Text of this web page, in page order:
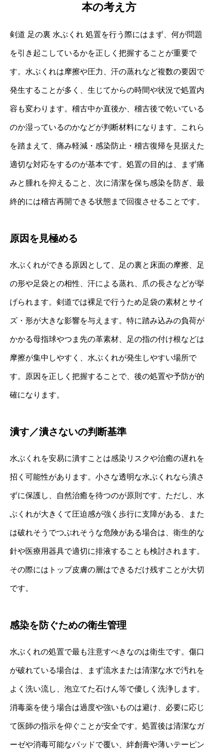
本の考え方
剣道 足の裏 水ぶくれ 処置を行う際にはまず、何が問題
を引き起こしているかを正しく把握することが重要で
す。水ぶくれは摩擦や圧力、汗の蒸れなど複数の要因で
発生することが多く、生じてからの時間や状況で処置内
容も変わります。稽古中か直後か、稽古後で乾いている
のか湿っているのかなどが判断材料になります。これら
を踏まえて、痛み軽減・感染防止・稽古復帰を見据えた
適切な対応をするのが基本です。処置の目的は、まず痛
みと腫れを抑えること、次に清潔を保ち感染を防ぎ、最
終的には稽古再開できる状態まで回復させることです。
原因を見極める
水ぶくれができる原因として、足の裏と床面の摩擦、足
の形や足袋との相性、汗による蒸れ、爪の長さなどが挙
げられます。剣道では裸足で行うため足袋の素材とサイ
ズ・形が大きな影響を与えます。特に踏み込みの負荷が
かかる母指球やつま先の革素材、足の指の付け根などは
摩擦が集中しやすく、水ぶくれが発生しやすい場所で
す。原因を正しく把握することで、後の処置や予防が的
確になります。
潰す／潰さないの判断基準
水ぶくれを安易に潰すことは感染リスクや治癒の遅れを
招く可能性があります。小さな透明な水ぶくれなら潰さ
ずに保護し、自然治癒を待つのが原則です。ただし、水
ぶくれが大きくて圧迫感が強く歩行に支障がある、また
は破れそうでつぶれそうな危険がある場合は、衛生的な
針や医療用器具で適切に排液することも検討されます。
その際にはトップ皮膚の層はできるだけ残すことが大切
です。
感染を防ぐための衛生管理
水ぶくれの処置で最も注意すべきなのは衛生です。傷口
が破れている場合は、まず流水または清潔な水で汚れを
よく洗い流し、泡立てた石けん等で優しく洗浄します。
消毒薬を使う場合は過度や強いものは避け、必要に応じ
て医師の指示を仰ぐことが安全です。処置後は清潔なガ
ーゼや消毒可能なパッドで覆い、絆創膏や薄いテーピン